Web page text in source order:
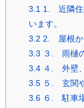
3.11. 近隣住
います。
3.2 2. 屋根か
3.3 ３. 雨樋
3.4４. 外壁、
3.5５. 玄関や
3.6６. 駐車場